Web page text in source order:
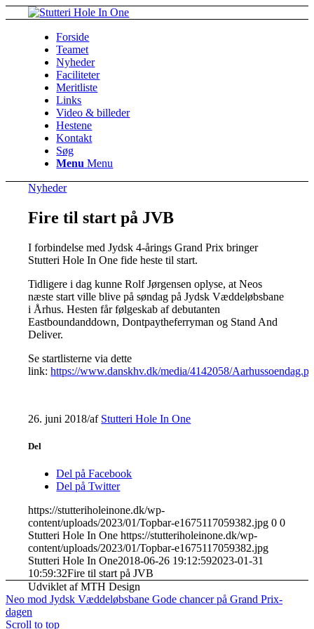
Forside
Teamet
Nyheder
Faciliteter
Meritliste
Links
Video & billeder
Hestene
Kontakt
Søg
Menu Menu
Nyheder
Fire til start på JVB
I forbindelse med Jydsk 4-årings Grand Prix bringer
Stutteri Hole In One fide heste til start.
Tidligere i dag kunne Rolf Jørgensen oplyse, at Neos
næste start ville blive på søndag på Jydsk Væddeløbsbane
i Århus. Hesten får følgeskab af debutanten
Eastboundanddown, Dontpaytheferryman og Stand And
Deliver.
Se startlisterne via dette
link:https://www.danskhv.dk/media/4142058/
26. juni 2018/af Stutteri Hole In One
Del
Del på Facebook
Del på Twitter
https://stutteriholeinone.dk/wp-
content/uploads/2023/01/Topbar-e1675117059382.jpg 0 0
Stutteri Hole In One https://stutteriholeinone.dk/wp-
content/uploads/2023/01/Topbar-e1675117059382.jpg
Stutteri Hole In One2018-06-26 19:12:592023-01-31
10:59:32Fire til start på JVB
Udviklet af MTH Design
Neo mod Jydsk Væddeløbsbane Gode chancer på Grand Prix-
dagen
Scroll to top